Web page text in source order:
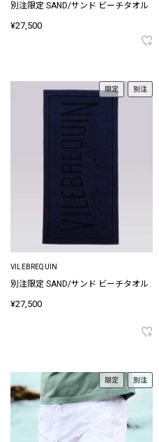
別注限定 SAND/サンド ビーチタオル
¥27,500
限定 別注
VILEBREQUIN
別注限定 SAND/サンド ビーチタオル
¥27,500
限定 別注